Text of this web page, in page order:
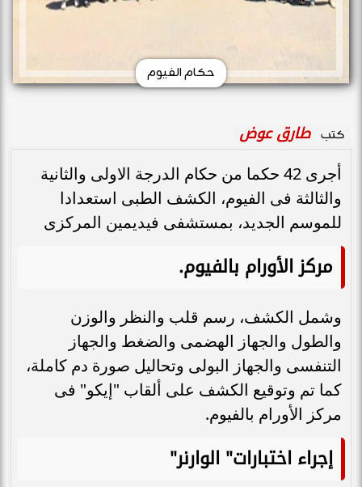
حكام الفيوم
كتب طارق عوض
أجرى 42 حكما من حكام الدرجة الاولى والثانية
والثالثة فى الفيوم، الكشف الطبى استعدادا
للموسم الجديد، بمستشفى فيديمين المركزى
مركز الأورام بالفيوم.
وشمل الكشف، رسم قلب والنظر والوزن
والطول والجهاز الهضمى والضغط والجهاز
التنفسى والجهاز البولى وتحاليل صورة دم كاملة،
كما تم وتوقيع الكشف على ألقاب "إيكو" فى
مركز الأورام بالفيوم.
إجراء اختبارات" الوارنر"